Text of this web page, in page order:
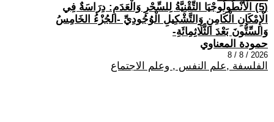
(5) الْأَنْطُولُوجْيَا التِّقْنِيَّةُ لِلسِّحْرِ وَالْعَدَمِ: دِرَاسَةٌ فِي
الْإِمْكَانِ الْكَامِنِ وَالتَّشْكِيلِ الْوُجُودِيِّ -الجُزْءُ الخَامِسُ
وَالسِّتُّونَ بَعْدَ الثَّلَاثِمِائَةِ-
حمودة المعناوي
2026 / 8 / 8
الفلسفة ,علم النفس , وعلم الاجتماع